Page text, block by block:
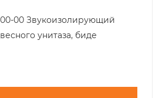
унитаза, биде